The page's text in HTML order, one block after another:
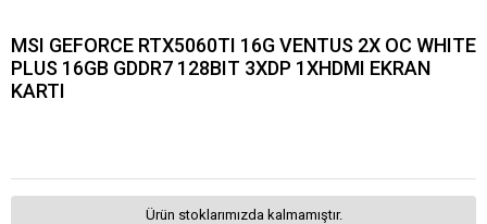
MSI GEFORCE RTX5060TI 16G VENTUS 2X OC WHITE
PLUS 16GB GDDR7 128BIT 3XDP 1XHDMI EKRAN
KARTI
Ürün stoklarımızda kalmamıştır.